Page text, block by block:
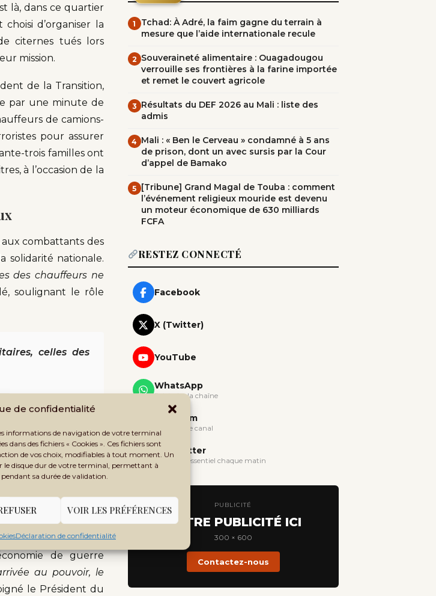
de confidentialité
informations de navigation de votre terminal
dans des fichiers « Cookies ». Ces fichiers sont
de vos choix, modifiables à tout moment. Un
le disque dur de votre terminal, permettant à
sa durée de validation.
VOIR LES PRÉFÉRENCES
Déclaration de confidentialité
là, dans ce quartier
d’organiser la
citernes tués lors
mission.
de la Transition,
par une minute de
de camions-
pour assurer
trois familles ont
à l’occasion de la
combattants des
solidarité nationale.
des chauffeurs ne
soulignant le rôle
celles des
seule l’évolution du
un pays où de
approvisionnement
de construction —
de guerre
au pouvoir, le
le Président du
1
Tchad: À Adré, la faim gagne du terrain à
mesure que l’aide internationale recule
2 Souveraineté alimentaire : Ouagadougou
verrouille ses frontières à la farine importée
et remet le couvert agricole
3 Résultats du DEF 2026 au Mali : liste des
admis
4 Mali : « Ben le Cerveau » condamné à 5 ans
de prison, dont un avec sursis par la Cour
d’appel de Bamako
5 [Tribune] Grand Magal de Touba : comment
l’événement religieux mouride est devenu
un moteur économique de 630 milliards
FCFA
RESTEZ CONNECTÉ
Facebook
X (Twitter)
YouTube
WhatsApp
Rejoindre la chaîne
Telegram
Rejoindre le canal
Newsletter
Recevoir l'essentiel chaque matin
PUBLICITÉ
VOTRE PUBLICITÉ ICI
300 × 600
Contactez-nous